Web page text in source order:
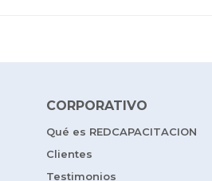
CORPORATIVO
Qué es REDCAPACITACION
Clientes
Testimonios